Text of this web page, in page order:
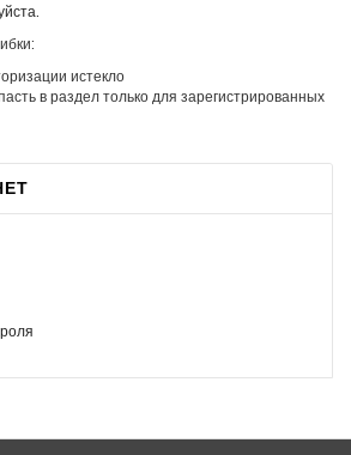
истекло
в раздел только для зарегистрированных